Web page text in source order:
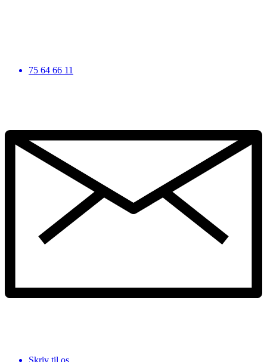
75 64 66 11
Skriv til os